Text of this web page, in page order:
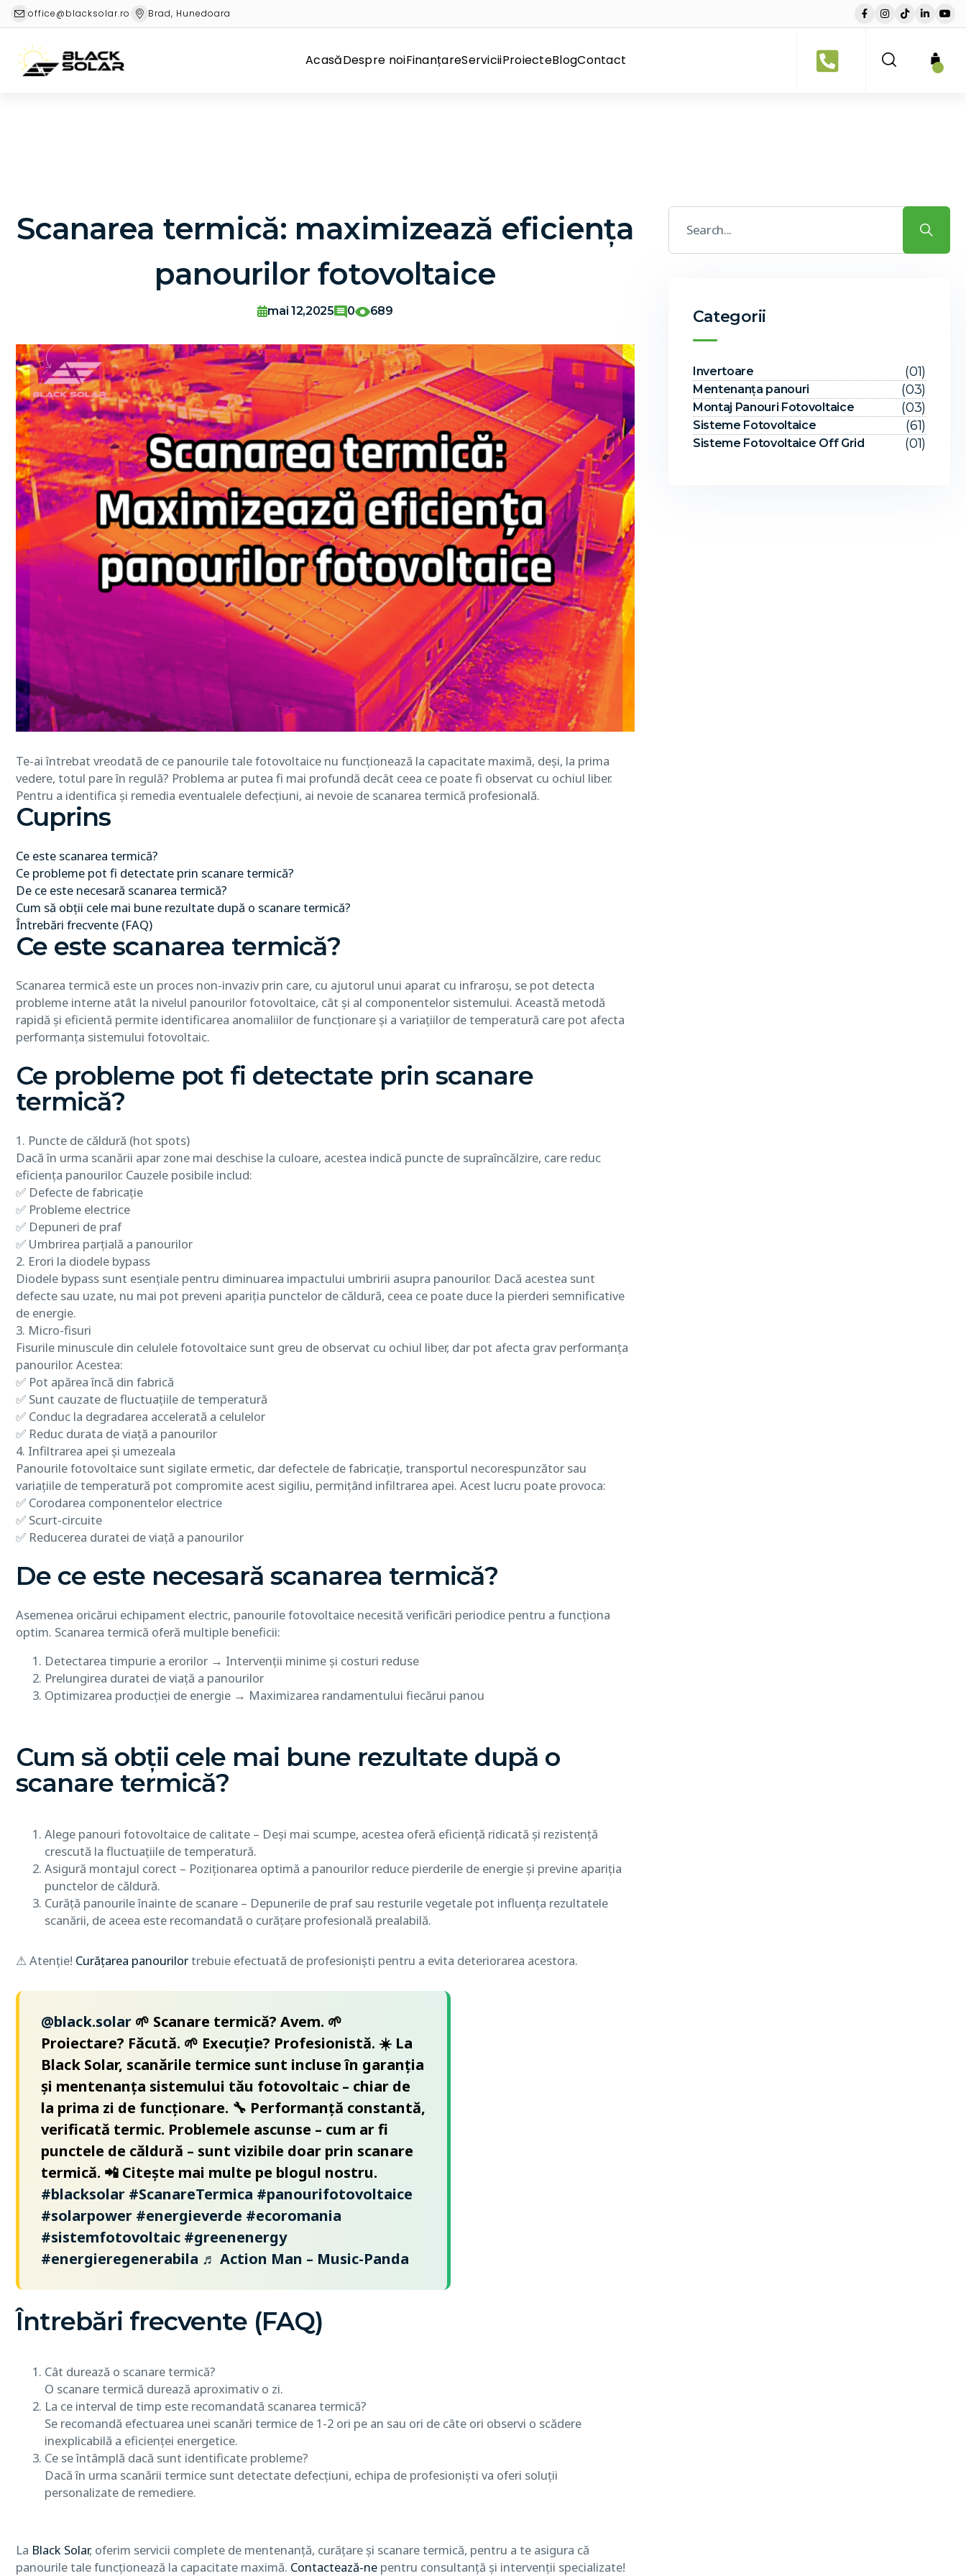
office@blacksolar.ro Brad, Hunedoara
AcasăDespre noiFinanțareServiciiProiecteBlogContact
Scanarea termică: maximizează eficiența
panourilor fotovoltaice
mai 12,2025 0 689
Te-ai întrebat vreodată de ce panourile tale fotovoltaice nu funcționează la capacitate maximă, deși, la prima
vedere, totul pare în regulă? Problema ar putea fi mai profundă decât ceea ce poate fi observat cu ochiul liber.
Pentru a identifica și remedia eventualele defecțiuni, ai nevoie de scanarea termică profesională.
Cuprins
Ce este scanarea termică?
Ce probleme pot fi detectate prin scanare termică?
De ce este necesară scanarea termică?
Cum să obții cele mai bune rezultate după o scanare termică?
Întrebări frecvente (FAQ)
Ce este scanarea termică?
Scanarea termică este un proces non-invaziv prin care, cu ajutorul unui aparat cu infraroșu, se pot detecta
probleme interne atât la nivelul panourilor fotovoltaice, cât și al componentelor sistemului. Această metodă
rapidă și eficientă permite identificarea anomaliilor de funcționare și a variațiilor de temperatură care pot afecta
performanța sistemului fotovoltaic.
Ce probleme pot fi detectate prin scanare
termică?
1. Puncte de căldură (hot spots)
Dacă în urma scanării apar zone mai deschise la culoare, acestea indică puncte de supraîncălzire, care reduc
eficiența panourilor. Cauzele posibile includ:
✅ Defecte de fabricație
✅ Probleme electrice
✅ Depuneri de praf
✅ Umbrirea parțială a panourilor
2. Erori la diodele bypass
Diodele bypass sunt esențiale pentru diminuarea impactului umbririi asupra panourilor. Dacă acestea sunt
defecte sau uzate, nu mai pot preveni apariția punctelor de căldură, ceea ce poate duce la pierderi semnificative
de energie.
3. Micro-fisuri
Fisurile minuscule din celulele fotovoltaice sunt greu de observat cu ochiul liber, dar pot afecta grav performanța
panourilor. Acestea:
✅ Pot apărea încă din fabrică
✅ Sunt cauzate de fluctuațiile de temperatură
✅ Conduc la degradarea accelerată a celulelor
✅ Reduc durata de viață a panourilor
4. Infiltrarea apei și umezeala
Panourile fotovoltaice sunt sigilate ermetic, dar defectele de fabricație, transportul necorespunzător sau
variațiile de temperatură pot compromite acest sigiliu, permițând infiltrarea apei. Acest lucru poate provoca:
✅ Corodarea componentelor electrice
✅ Scurt-circuite
✅ Reducerea duratei de viață a panourilor
De ce este necesară scanarea termică?
Asemenea oricărui echipament electric, panourile fotovoltaice necesită verificări periodice pentru a funcționa
optim. Scanarea termică oferă multiple beneficii:
Detectarea timpurie a erorilor → Intervenții minime și costuri reduse
Prelungirea duratei de viață a panourilor
Optimizarea producției de energie → Maximizarea randamentului fiecărui panou
Cum să obții cele mai bune rezultate după o
scanare termică?
Alege panouri fotovoltaice de calitate – Deși mai scumpe, acestea oferă eficiență ridicată și rezistență
crescută la fluctuațiile de temperatură.
Asigură montajul corect – Poziționarea optimă a panourilor reduce pierderile de energie și previne apariția
punctelor de căldură.
Curăță panourile înainte de scanare – Depunerile de praf sau resturile vegetale pot influența rezultatele
scanării, de aceea este recomandată o curățare profesională prealabilă.
⚠ Atenție! Curățarea panourilortrebuie efectuată de profesioniști pentru a evita deteriorarea acestora.
@black.solar 🌱 Scanare termică? Avem. 🌱
Proiectare? Făcută. 🌱 Execuție? Profesionistă. ☀️ La
Black Solar, scanările termice sunt incluse în garanția
și mentenanța sistemului tău fotovoltaic – chiar de
la prima zi de funcționare. 🔧 Performanță constantă,
verificată termic. Problemele ascunse – cum ar fi
punctele de căldură – sunt vizibile doar prin scanare
termică. 📲 Citește mai multe pe blogul nostru.
#blacksolar #ScanareTermica #panourifotovoltaice
#solarpower #energieverde #ecoromania
#sistemfotovoltaic #greenenergy
#energieregenerabila ♬ Action Man – Music-Panda
Întrebări frecvente (FAQ)
Cât durează o scanare termică?
O scanare termică durează aproximativ o zi.
La ce interval de timp este recomandată scanarea termică?
Se recomandă efectuarea unei scanări termice de 1-2 ori pe an sau ori de câte ori observi o scădere
inexplicabilă a eficienței energetice.
Ce se întâmplă dacă sunt identificate probleme?
Dacă în urma scanării termice sunt detectate defecțiuni, echipa de profesioniști va oferi soluții
personalizate de remediere.
La Black Solar, oferim servicii complete de mentenanță, curățare și scanare termică, pentru a te asigura că
panourile tale funcționează la capacitate maximă. Contactează-ne pentru consultanță și intervenții specializate!
Categorii
Invertoare (01)
Mentenanța panouri (03)
Montaj Panouri Fotovoltaice (03)
Sisteme Fotovoltaice (61)
Sisteme Fotovoltaice Off Grid (01)